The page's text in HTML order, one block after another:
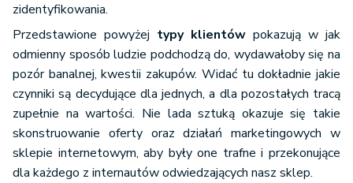
zidentyfikowania.
Przedstawione powyżej typy klientów pokazują w jak
odmienny sposób ludzie podchodzą do, wydawałoby się na
pozór banalnej, kwestii zakupów. Widać tu dokładnie jakie
czynniki są decydujące dla jednych, a dla pozostałych tracą
zupełnie na wartości. Nie lada sztuką okazuje się takie
skonstruowanie oferty oraz działań marketingowych w
sklepie internetowym, aby były one trafne i przekonujące
dla każdego z internautów odwiedzających nasz sklep.